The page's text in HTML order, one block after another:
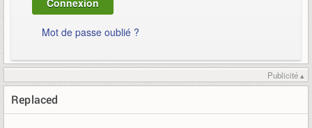
Mot de passe oublié ?
Publicité ▴
Replaced